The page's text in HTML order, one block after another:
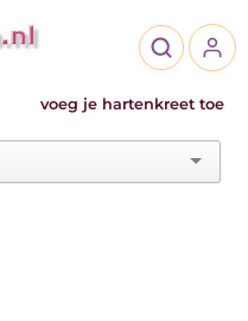
voeg je hartenkreet toe